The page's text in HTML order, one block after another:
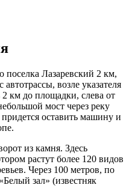
Лазаревский 2 км,
возле указателя
км до площадки, слева от
мост через реку
оставить машину и
из камня. Здесь
растут более 120 видов
Через 100 метров, по
зал» (известняк